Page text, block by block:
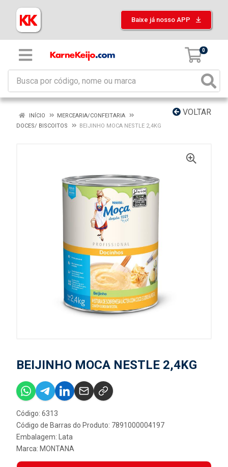
Baixe já nosso APP
0
VOLTAR
INÍCIO
MERCEARIA/CONFEITARIA
DOCES/ BISCOITOS
BEIJINHO MOCA NESTLE 2,4KG
BEIJINHO MOCA NESTLE 2,4KG
Código: 6313
Código de Barras do Produto: 7891000004197
Embalagem: Lata
Marca: MONTANA